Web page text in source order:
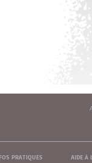
pratiques aide